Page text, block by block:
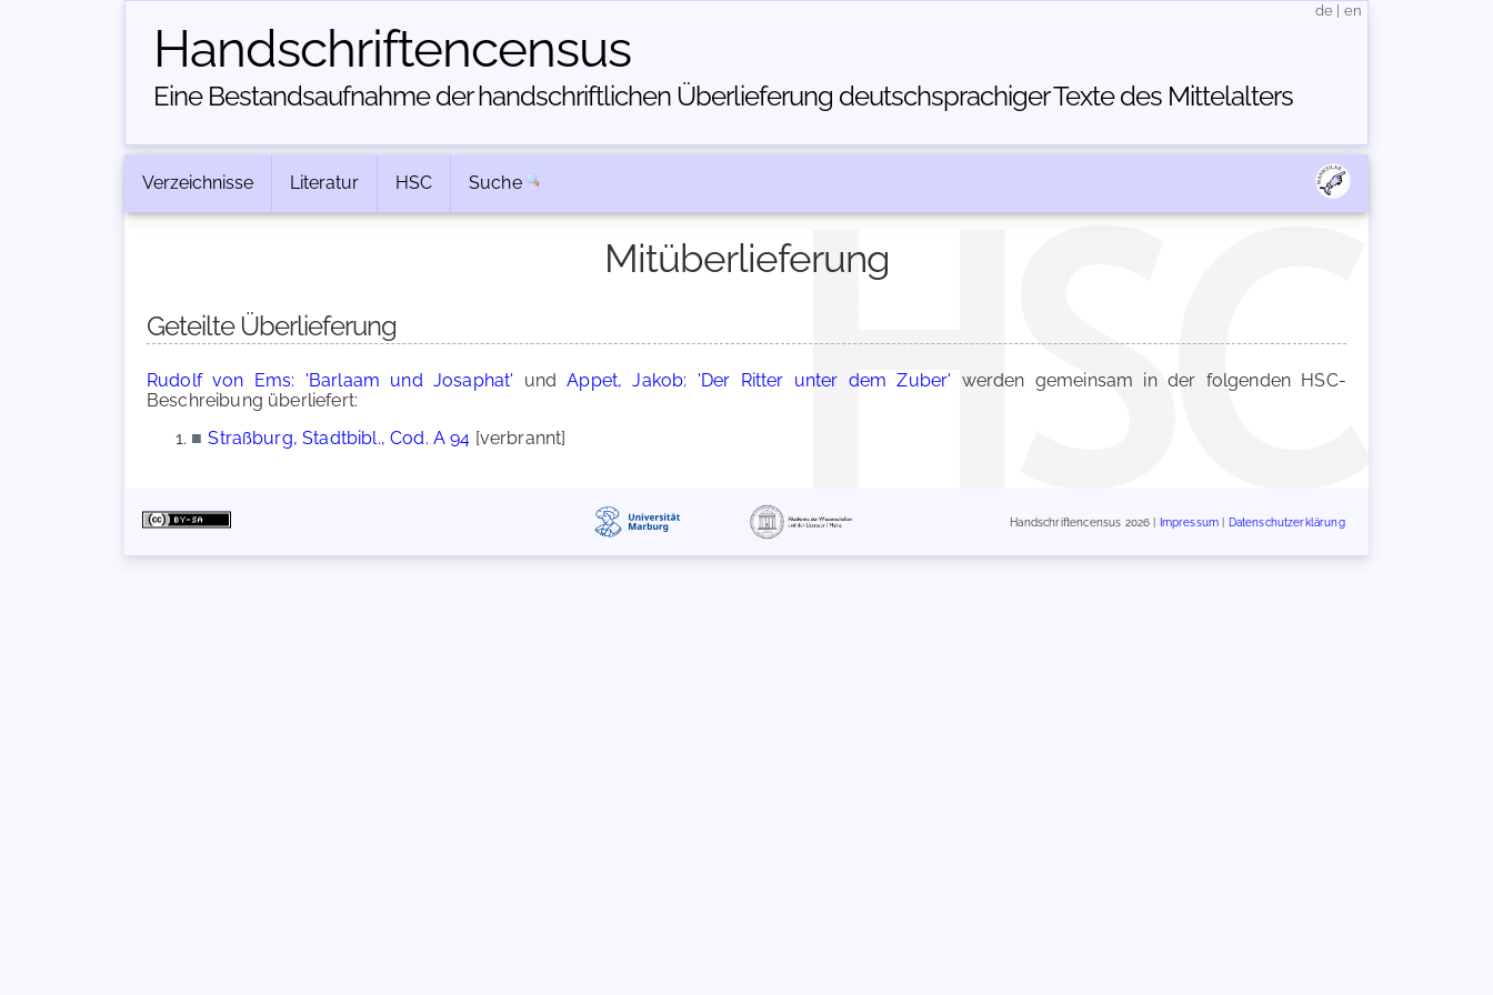
Handschriften­census
Eine Bestandsaufnahme der handschriftlichen Über­lieferung deutschsprachiger Texte des Mittelalters
de en
Verzeichnisse Literatur HSC Suche
Mitüberlieferung
Geteilte Überlieferung
Rudolf von Ems: 'Barlaam und Josaphat' undAppet, Jakob: 'Der Ritter unter dem Zuber' werden gemeinsam in der folgenden HSC-
Beschreibung überliefert:
■ Straßburg, Stadtbibl., Cod. A 94 [verbrannt]
Handschriftencensus 2026 | Impressum Datenschutzerklärung